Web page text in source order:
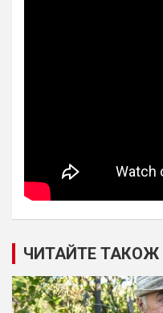
ЧИТАЙТЕ ТАКОЖ